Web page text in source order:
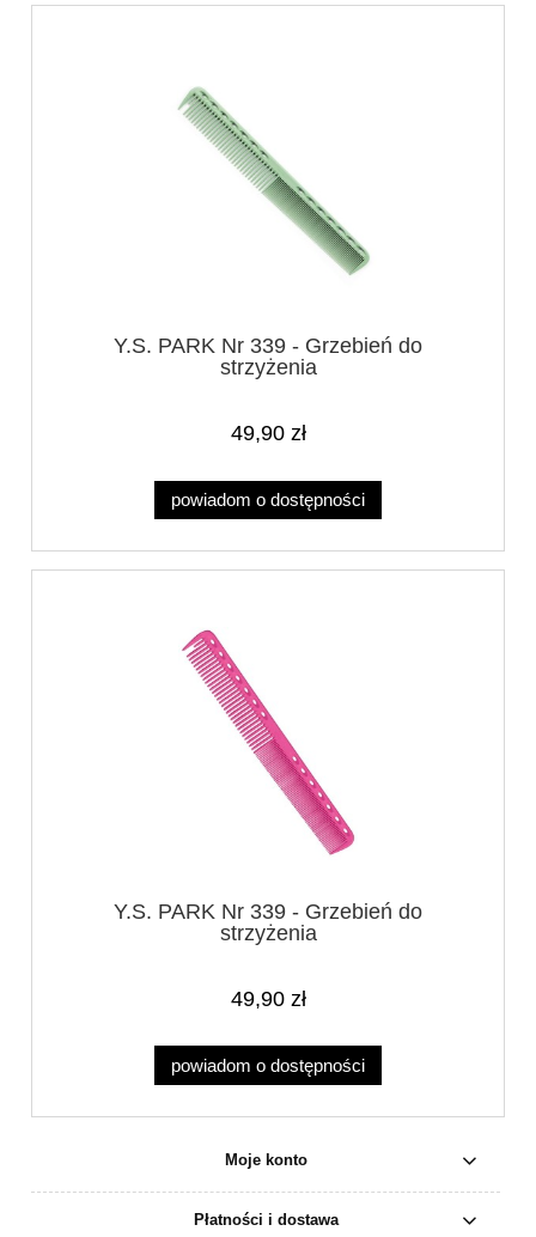
Y.S. PARK Nr 339 - Grzebień do
strzyżenia
49,90 zł
powiadom o dostępności
Y.S. PARK Nr 339 - Grzebień do
strzyżenia
49,90 zł
powiadom o dostępności
Moje konto
Płatności i dostawa